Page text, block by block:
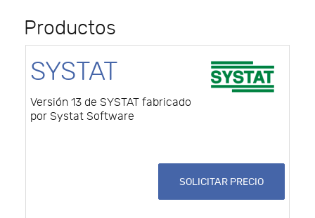
Productos
SYSTAT
Versión 13 de SYSTAT fabricado
por Systat Software
SOLICITAR PRECIO